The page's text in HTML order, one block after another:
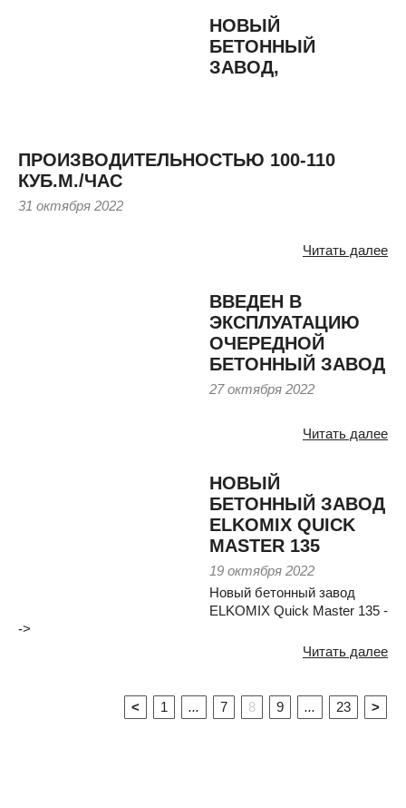
НОВЫЙ
БЕТОННЫЙ
ЗАВОД,
ПРОИЗВОДИТЕЛЬНОСТЬЮ 100-110
КУБ.М./ЧАС
31 октября 2022
Читать далее
ВВЕДЕН В
ЭКСПЛУАТАЦИЮ
ОЧЕРЕДНОЙ
БЕТОННЫЙ ЗАВОД
27 октября 2022
Читать далее
НОВЫЙ
БЕТОННЫЙ ЗАВОД
ELKOMIX QUICK
MASTER 135
19 октября 2022
Новый бетонный завод
ELKOMIX Quick Master 135 -
->
Читать далее
< 1 ... 7 8 9 ... 23 >